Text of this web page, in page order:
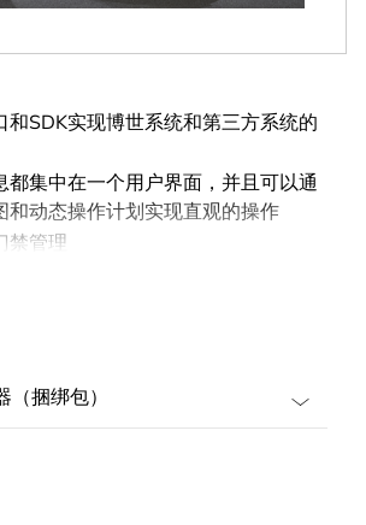
和SDK实现博世系统和第三方系统的
都集中在一个用户界面，并且可以通
和动态操作计划实现直观的操作
禁管理
完整事件日志和跟踪审查